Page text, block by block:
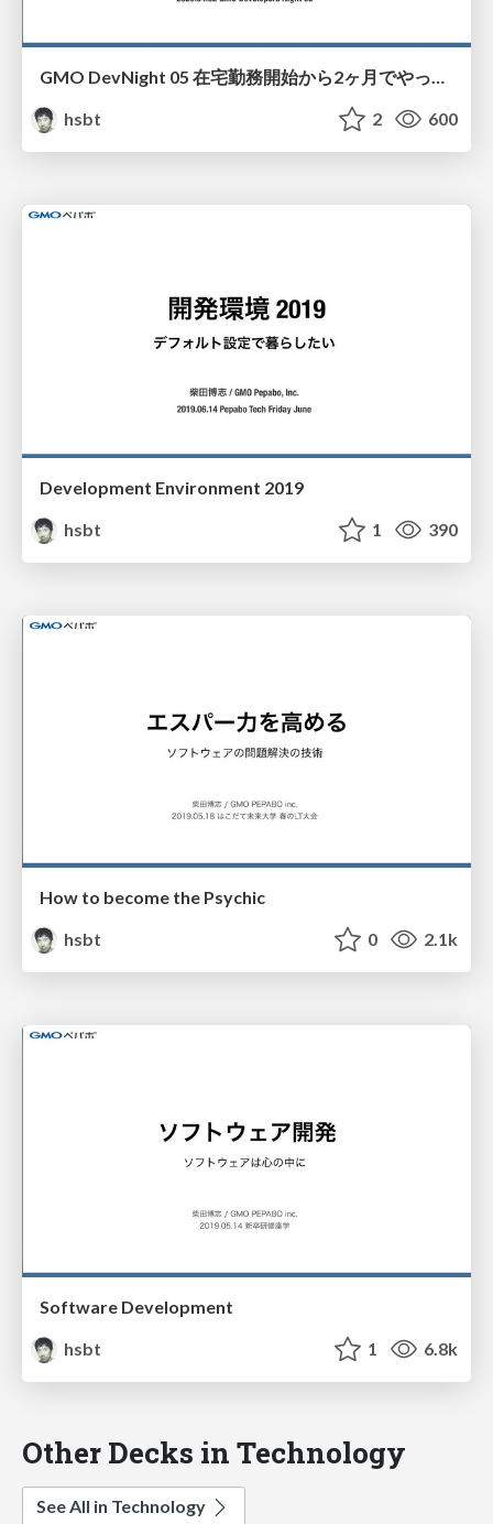
GMO DevNight 05 在宅勤務開始から2ヶ月でやったこと
hsbt
2 600
Development Environment 2019
hsbt
1 390
How to become the Psychic
hsbt
0 2.1k
Software Development
hsbt
1 6.8k
Other Decks in Technology
See All in Technology